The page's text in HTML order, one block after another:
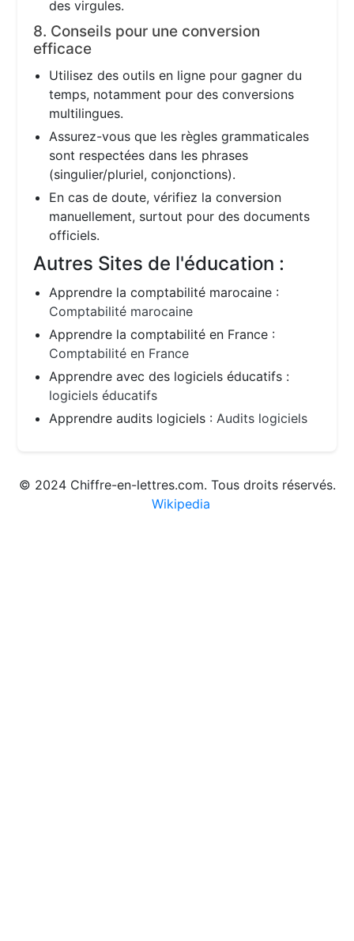
des virgules.
8. Conseils pour une conversion
efficace
Utilisez des outils en ligne pour gagner du
temps, notamment pour des conversions
multilingues.
Assurez-vous que les règles grammaticales
sont respectées dans les phrases
(singulier/pluriel, conjonctions).
En cas de doute, vérifiez la conversion
manuellement, surtout pour des documents
officiels.
Autres Sites de l'éducation :
Apprendre la comptabilité marocaine :
Comptabilité marocaine
Apprendre la comptabilité en France :
Comptabilité en France
Apprendre avec des logiciels éducatifs :
logiciels éducatifs
Apprendre audits logiciels :Audits logiciels
© 2024 Chiffre-en-lettres.com. Tous droits réservés.
Wikipedia